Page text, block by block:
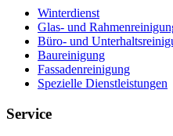
Winterdienst
Glas- und
Büro- und
Baureinigung
Fassadenreinigung
Spezielle Dienstleistungen
Service